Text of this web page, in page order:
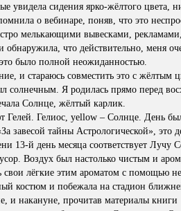
увидела сидения ярко-жёлтого цвета,
о вебинаре, поняв, что это
мелькающими вывесками,
что действительно, меня
было полной неожиданностью.
и стараюсь совместить это с жёлтым
солнечным. Я родилась прямо перед
Солнце, жёлтый карлик.
Гелей. Гелиос, yellow – Солнце. День
завесой тайны Астрологической», это
13-й день месяца соответствует Лучу
Воздух был настолько чистым и
свои лёгкие этим ароматом с помощью
костюм и побежала на стадион
и накануне, прочитав материалы книги